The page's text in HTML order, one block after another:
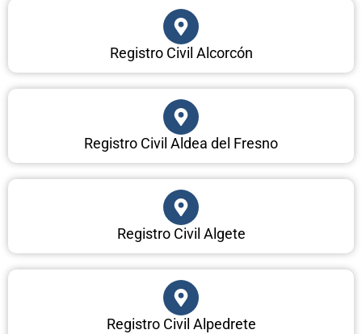
Registro Civil Alcorcón
Registro Civil Aldea del Fresno
Registro Civil Algete
Registro Civil Alpedrete